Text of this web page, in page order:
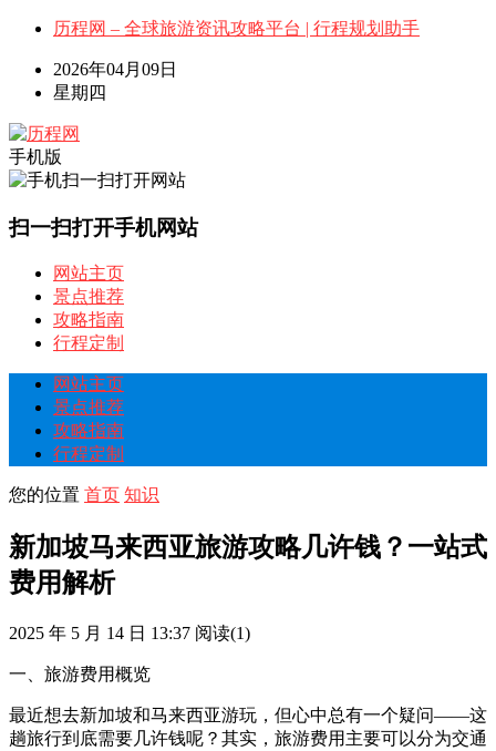
历程网 – 全球旅游资讯攻略平台 | 行程规划助手
2026年04月09日
星期四
手机版
扫一扫打开手机网站
网站主页
景点推荐
攻略指南
行程定制
网站主页
景点推荐
攻略指南
行程定制
您的位置 首页 知识
新加坡马来西亚旅游攻略几许钱？一站式
费用解析
2025 年 5 月 14 日 13:37 阅读(1)
一、旅游费用概览
最近想去新加坡和马来西亚游玩，但心中总有一个疑问——这
趟旅行到底需要几许钱呢？其实，旅游费用主要可以分为交通